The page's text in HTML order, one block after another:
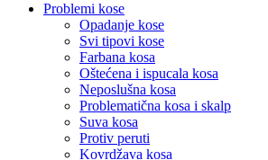
Problemi kose
Opadanje kose
Svi tipovi kose
Farbana kosa
Oštećena i ispucala kosa
Neposlušna kosa
Problematična kosa i skalp
Suva kosa
Protiv peruti
Kovrdžava kosa